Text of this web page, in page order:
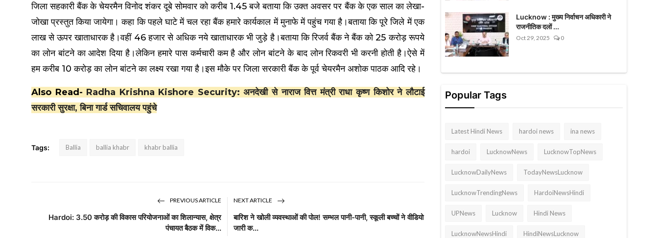
जिला सहकारी बैंक के चेयरमैन विनोद शंकर दूबे सोमवार को करीब 1.45 बजे बताया कि उक्त अवसर पर बैंक के एक साल का लेखा-
जोखा प्रस्तुत किया जायेगा। कहा कि पहले घाटे में चल रहा बैंक हमारे कार्यकाल में मुनाफे में पहुंच गया है।बताया कि पूरे जिले में एक
लाख से ऊपर खाताधारक है।वहीं 46 हजार से अधिक नये खाताधारक भी जुड़े है‌।बताया कि रिजर्व बैंक ने बैंक को 25 करोड़ रूपये
का लोन बांटने का आदेश दिया है।लेकिन हमारे पास कर्मचारी कम है और लोन बांटने के बाद लोन रिकवरी भी करनी होती है।ऐसे में
हम करीब 10 करोड़ का लोन बांटने का लक्ष्य रखा गया है।इस मौके पर जिला सरकारी बैंक के पूर्व चेयरमैन अशोक पाठक आदि रहे।
Also Read- Radha Krishna Kishore Security: अनदेखी से नाराज वित्त मंत्री राधा कृष्ण किशोर ने लौटाई
सरकारी सुरक्षा, बिना गार्ड सचिवालय पहुंचे
Tags: Ballia ballia khabr khabr ballia
PREVIOUS ARTICLE
Hardoi: 3.50 करोड़ की विकास परियोजनाओं का शिलान्यास, क्षेत्र
पंचायत बैठक में विक...
NEXT ARTICLE
बारिश ने खोली व्यवस्थाओं की पोल! सम्भल पानी-पानी, स्कूली बच्चों ने वीडियो
जारी क...
Lucknow : मुख्य निर्वाचन अधिकारी ने
राजनीतिक दलों ...
Oct 29, 2025 0
Popular Tags
Latest Hindi News hardoi news ina news
hardoi LucknowNews LucknowTopNews
LucknowDailyNews TodayNewsLucknow
LucknowTrendingNews HardoiNewsHindi
UPNews Lucknow Hindi News
LucknowNewsHindi HindiNewsLucknow